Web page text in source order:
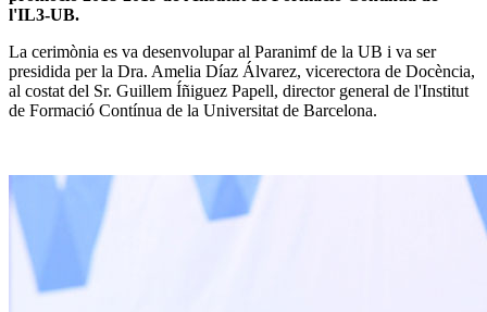
l'IL3-UB.
La cerimònia es va desenvolupar al Paranimf de la UB i va ser
presidida per la Dra. Amelia Díaz Álvarez, vicerectora de Docència,
al costat del Sr. Guillem Íñiguez Papell, director general de l'Institut
de Formació Contínua de la Universitat de Barcelona.